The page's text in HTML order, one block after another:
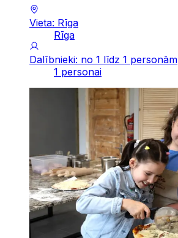
Vieta: Rīga
Rīga
Dalībnieki: no 1 līdz 1 personām
1 personai